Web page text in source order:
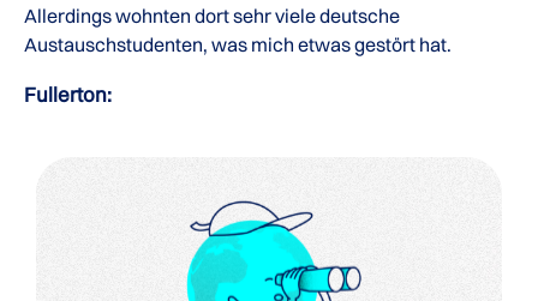
Allerdings wohnten dort sehr viele deutsche
Austauschstudenten, was mich etwas gestört hat.
Fullerton: